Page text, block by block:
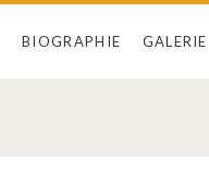
BIOGRAPHIE GALERIE